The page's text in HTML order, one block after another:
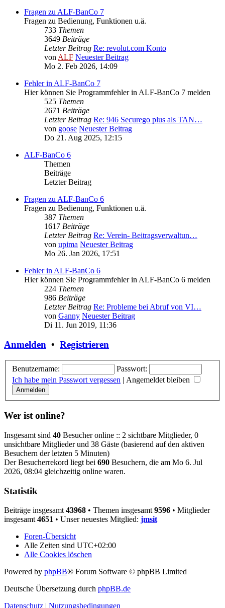
Fragen zu ALF-BanCo 7
Fragen zu Bedienung, Funktionen u.ä.
733 Themen
3649 Beiträge
Letzter Beitrag Re: revolut.com Konto
vonALF Neuester Beitrag
Mo 2. Feb 2026, 14:09
Fehler in ALF-BanCo 7
Hier können Sie Programmfehler in ALF-BanCo 7 melden
525 Themen
2671 Beiträge
Letzter Beitrag Re: 946 Securego plus als TAN…
von goose Neuester Beitrag
Do 21. Aug 2025, 12:15
ALF-BanCo 6
Themen
Beiträge
Letzter Beitrag
Fragen zu ALF-BanCo 6
Fragen zu Bedienung, Funktionen u.ä.
387 Themen
1617 Beiträge
Letzter Beitrag Re: Verein- Beitragsverwaltun…
von upima Neuester Beitrag
Mo 26. Jan 2026, 17:51
Fehler in ALF-BanCo 6
Hier können Sie Programmfehler in ALF-BanCo 6 melden
224 Themen
986 Beiträge
Letzter Beitrag Re: Probleme bei Abruf von VI…
von Ganny Neuester Beitrag
Di 11. Jun 2019, 11:36
Anmelden • Registrieren
Benutzername:
Passwort:
Ich habe mein Passwort vergessen | Angemeldet bleiben
Wer ist online?
Insgesamt sind 40 Besucher online :: 2 sichtbare Mitglieder, 0
unsichtbare Mitglieder und 38 Gäste (basierend auf den aktiven
Besuchern der letzten 5 Minuten)
Der Besucherrekord liegt bei 690 Besuchern, die am Mo 6. Jul
2026, 08:04 gleichzeitig online waren.
Statistik
Beiträge insgesamt 43968 • Themen insgesamt 9596 • Mitglieder
insgesamt 4651 • Unser neuestes Mitglied: jmsit
Foren-Übersicht
Alle Zeiten sind UTC+02:00
Alle Cookies löschen
Powered by phpBB® Forum Software © phpBB Limited
Deutsche Übersetzung durch phpBB.de
Datenschutz | Nutzungsbedingungen